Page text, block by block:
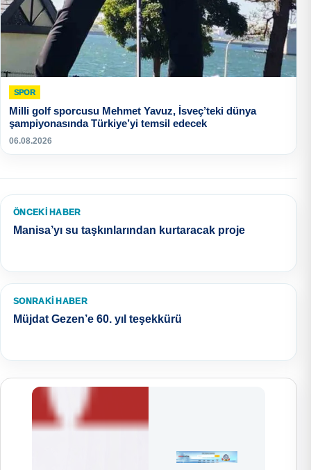
SPOR
Milli golf sporcusu Mehmet Yavuz, İsveç’teki dünya
şampiyonasında Türkiye’yi temsil edecek
06.08.2026
ÖNCEKI HABER
Manisa’yı su taşkınlarından kurtaracak proje
SONRAKI HABER
Müjdat Gezen’e 60. yıl teşekkürü